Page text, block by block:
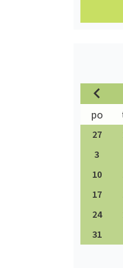
po
27
3
10
17
24
31